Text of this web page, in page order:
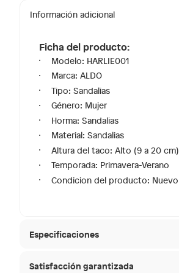
Información adicional
Ficha del producto:
Modelo: HARLIE001
Marca: ALDO
Tipo: Sandalias
Género: Mujer
Horma: Sandalias
Material: Sandalias
Altura del taco: Alto (9 a 20 cm)
Temporada: Primavera-Verano
Condicion del producto: Nuevo
Especificaciones
Modelo
Satisfacción garantizada